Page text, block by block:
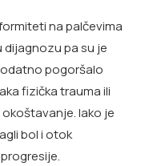
na palčevima
dijagnozu pa su je
pogoršalo
fizička trauma ili
Iako je
bol i otok